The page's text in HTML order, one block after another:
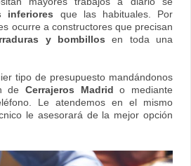
inferiores que las habituales. Por
ocurre a constructores que precisan
y bombillos en toda una
tipo de presupuesto mandándonos
de Cerrajeros Madrid o mediante
Le atendemos en el mismo
le asesorará de la mejor opción